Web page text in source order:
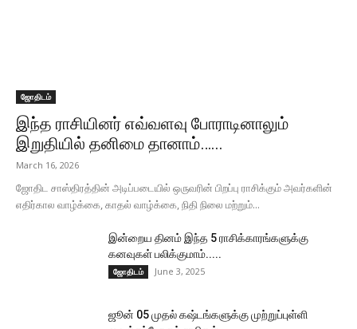
ஜோதிடம்
இந்த ராசியினர் எவ்வளவு போராடினாலும்
இறுதியில் தனிமை தானாம்…...
March 16, 2026
ஜோதிட சாஸ்திரத்தின் அடிப்படையில் ஒருவரின் பிறப்பு ராசிக்கும் அவர்களின்
எதிர்கால வாழ்க்கை, காதல் வாழ்க்கை, நிதி நிலை மற்றும்...
இன்றைய தினம் இந்த 5 ராசிக்காரங்களுக்கு
கனவுகள் பலிக்குமாம்.....
ஜோதிடம் June 3, 2025
ஜூன் 05 முதல் கஷ்டங்களுக்கு முற்றுப்புள்ளி